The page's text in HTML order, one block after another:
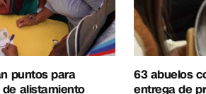
puntos para
alistamiento
63 abuelos
entrega de